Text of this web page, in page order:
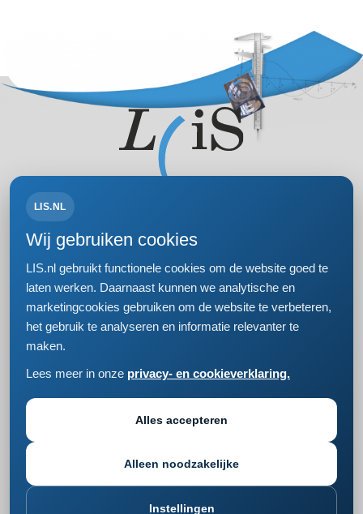
Volg ons op:
Bezoek- en postadres
Einsteinweg 61
2333 CC Leiden
+31 (0)71 5681168
Privacy- en cookieverklaring
Responsible disclosure
Cookie instellingen wijzigen
LIS.NL
Wij gebruiken cookies
LIS.nl gebruikt functionele cookies om de website goed te
laten werken. Daarnaast kunnen we analytische en
marketingcookies gebruiken om de website te verbeteren,
het gebruik te analyseren en informatie relevanter te
maken.
Lees meer in onze privacy- en cookieverklaring.
Alles accepteren
Alleen noodzakelijke
Instellingen